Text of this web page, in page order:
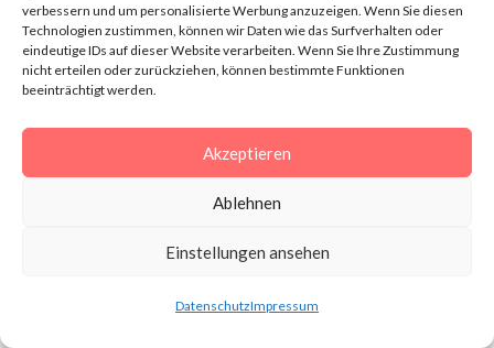
verbessern und um personalisierte Werbung anzuzeigen. Wenn Sie diesen
Technologien zustimmen, können wir Daten wie das Surfverhalten oder
eindeutige IDs auf dieser Website verarbeiten. Wenn Sie Ihre Zustimmung
nicht erteilen oder zurückziehen, können bestimmte Funktionen
beeinträchtigt werden.
Akzeptieren
Ablehnen
Einstellungen ansehen
DatenschutzImpressum
ヴォージュ広場：左右対称のテラスハウス
と美しく整備されたアーケードに囲まれた
パリ最古の広場である。
Booking.comでHotel Emileを見て